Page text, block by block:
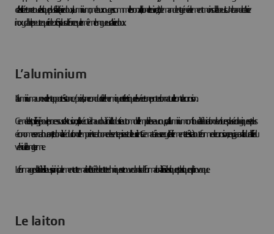
d’élasticité et un retour élastique plus faible (acier doux, aluminium, métaux rouges comme le bronze, le laiton et le cuivre, etc.) demandent généralement moins de labeurs. Une bande d’acier
inoxydable peut requérir deux fois plus de force que la même longueur d’acier doux.
L’aluminium
L’aluminium aun excellent rapport résistance/poids, une conductivité thermique et électrique élevée et une protection naturelle contre la corrosion.
Ce métal est privilégié pour le processus d’extrusion, qu’il s’exécute à chaud ou à froid. L’industrie automobile l’emploie beaucoup, car l’aluminium contribue à la fabrication de voitures plus écologiques et plus
économes en carburant, et donc à la réduction de l’empreinte carbone des entreprises et de leurs clients. Ce matériau se recycle facilement et résiste à toute forme de corrosion, ce qui garantit la durabilité du
véhicule à long terme.
Le formage de la tôle utilise aussi principalement cette matière. L’intérêt de cette technique se trouve dans la déformation à la fois élastique et plastique qu’il provoque.
Le laiton